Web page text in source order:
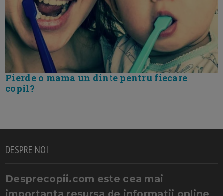
Pierde o mama un dinte pentru fiecare
copil?
DESPRE NOI
Desprecopii.com este cea mai
importanta resursa de informatii online